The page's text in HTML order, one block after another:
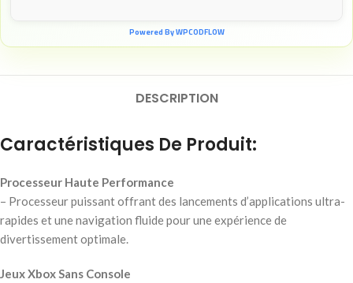
Powered By WPCODFLOW
DESCRIPTION
Caractéristiques De Produit:
Processeur Haute Performance
– Processeur puissant offrant des lancements d’applications ultra-
rapides et une navigation fluide pour une expérience de
divertissement optimale.
Jeux Xbox Sans Console